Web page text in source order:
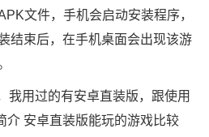
文件，手机会启动安装程序，
结束后，在手机桌面会出现该游
我用过的有安卓直装版，跟使用
介 安卓直装版能玩的游戏比较